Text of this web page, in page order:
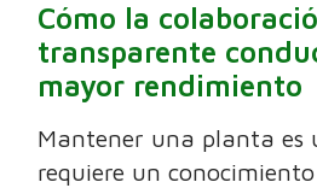
Cómo la
transparente
mayor rendimiento
Mantener una planta es
requiere un